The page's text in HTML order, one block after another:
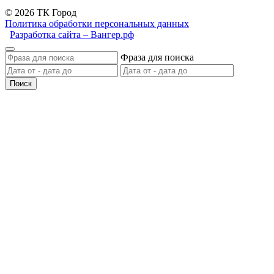
© 2026 ТК Город
Политика обработки персональных данных
Разработка сайта – Вангер.рф
Фраза для поиска
Поиск